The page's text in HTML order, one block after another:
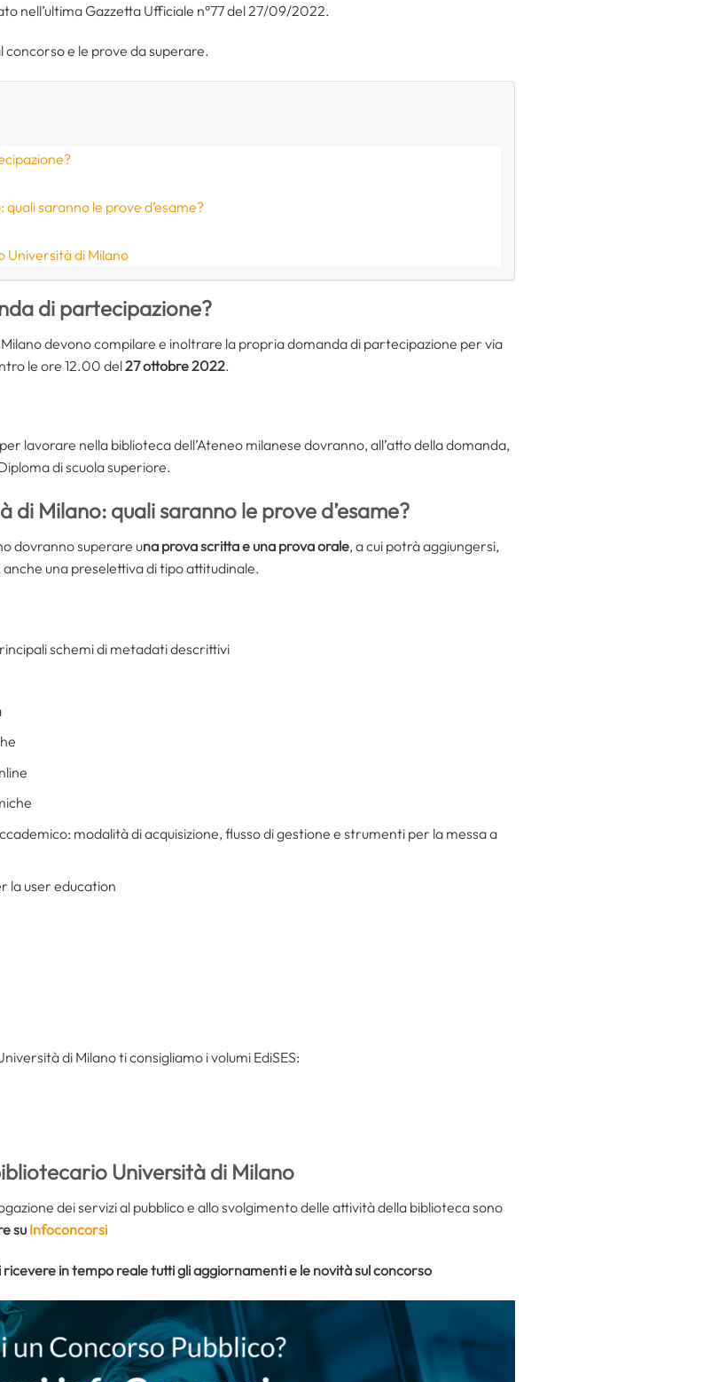
nell’ultima Gazzetta Ufficiale n°77 del 27/09/2022.
e le prove da superare.
saranno le prove d’esame?
Università di Milano
di partecipazione?
devono compilare e inoltrare la propria domanda di partecipazione per via
le ore 12.00 del27 ottobre 2022.
lavorare nella biblioteca dell’Ateneo milanese dovranno, all’atto della domanda,
di scuola superiore.
Milano: quali saranno le prove d’esame?
dovranno superare una prova scritta e una prova orale, a cui potrà aggiungersi,
una preselettiva di tipo attitudinale.
schemi di metadati descrittivi
modalità di acquisizione, flusso di gestione e strumenti per la messa a
la user education
di Milano ti consigliamo i volumi EdiSES:
Università di Milano
dei servizi al pubblico e allo svolgimento delle attività della biblioteca sono
su Infoconcorsi
in tempo reale tutti gli aggiornamenti e le novità sul concorso